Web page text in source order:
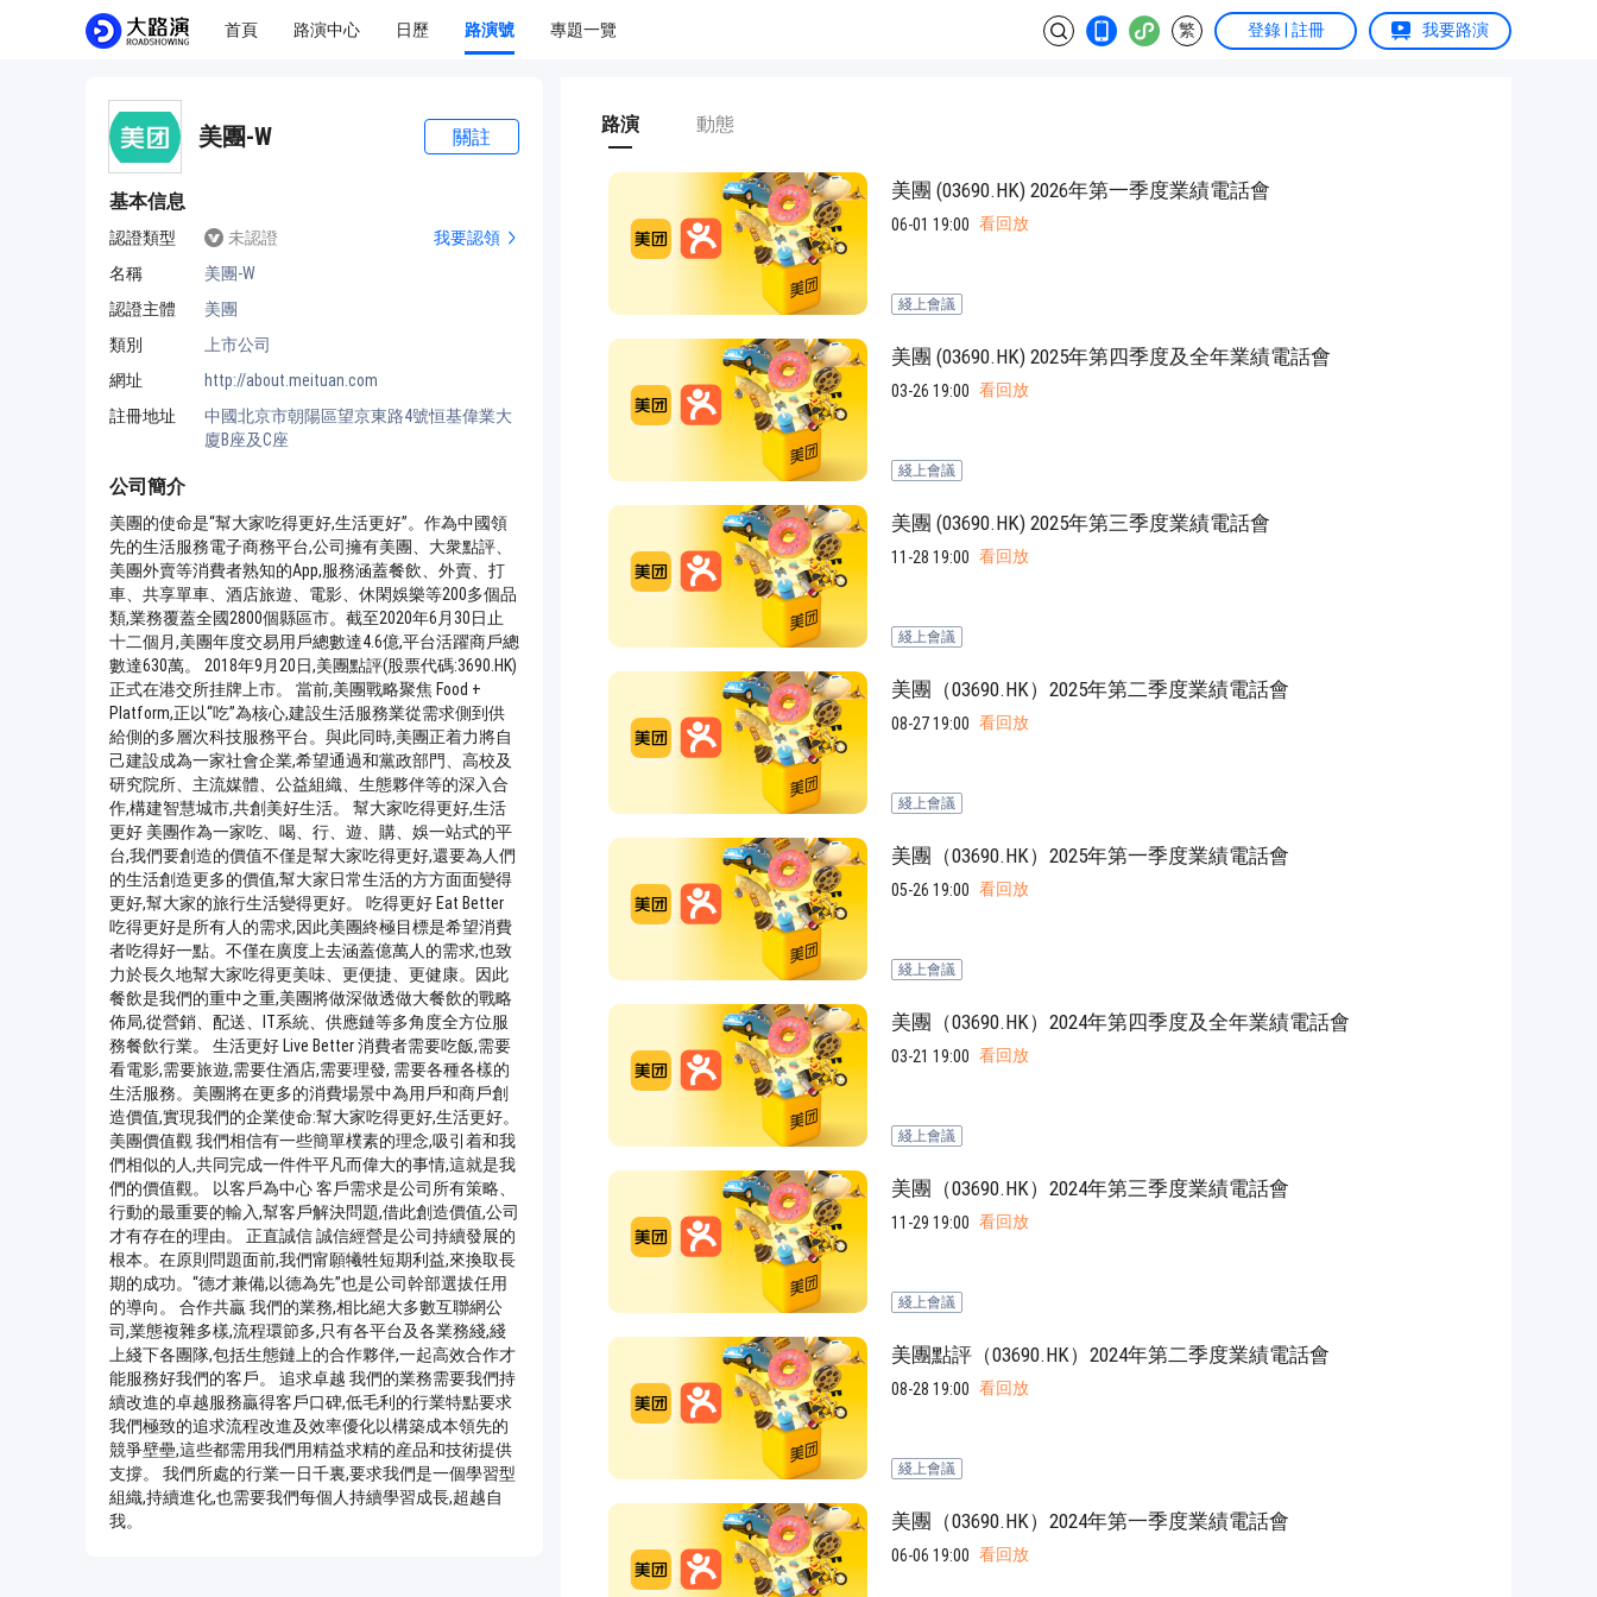
首頁 路演中心 日歷 路演號 專題一覽 繁 登錄 | 註冊 我要路演
美團-W 關註
基本信息
認證類型 未認證
我要認領
名稱
美團-W
認證主體
美團
類別
上市公司
網址
http://about.meituan.com
註冊地址
中國北京市朝陽區望京東路4號恒基偉業大
廈B座及C座
公司簡介
美團的使命是“幫大家吃得更好,生活更好”。作為中國領
先的生活服務電子商務平台,公司擁有美團、大衆點評、
美團外賣等消費者熟知的App,服務涵蓋餐飲、外賣、打
車、共享單車、酒店旅遊、電影、休閑娛樂等200多個品
類,業務覆蓋全國2800個縣區市。截至2020年6月30日止
十二個月,美團年度交易用戶總數達4.6億,平台活躍商戶總
數達630萬。 2018年9月20日,美團點評(股票代碼:3690.HK)
正式在港交所挂牌上市。 當前,美團戰略聚焦 Food +
Platform,正以“吃”為核心,建設生活服務業從需求側到供
給側的多層次科技服務平台。與此同時,美團正着力將自
己建設成為一家社會企業,希望通過和黨政部門、高校及
研究院所、主流媒體、公益組織、生態夥伴等的深入合
作,構建智慧城市,共創美好生活。 幫大家吃得更好,生活
更好 美團作為一家吃、喝、行、遊、購、娛一站式的平
台,我們要創造的價值不僅是幫大家吃得更好,還要為人們
的生活創造更多的價值,幫大家日常生活的方方面面變得
更好,幫大家的旅行生活變得更好。 吃得更好 Eat Better
吃得更好是所有人的需求,因此美團終極目標是希望消費
者吃得好一點。不僅在廣度上去涵蓋億萬人的需求,也致
力於長久地幫大家吃得更美味、更便捷、更健康。因此
餐飲是我們的重中之重,美團將做深做透做大餐飲的戰略
佈局,從營銷、配送、IT系統、供應鏈等多角度全方位服
務餐飲行業。 生活更好 Live Better 消費者需要吃飯,需要
看電影,需要旅遊,需要住酒店,需要理發, 需要各種各樣的
生活服務。美團將在更多的消費場景中為用戶和商戶創
造價值,實現我們的企業使命:幫大家吃得更好,生活更好。
美團價值觀 我們相信有一些簡單樸素的理念,吸引着和我
們相似的人,共同完成一件件平凡而偉大的事情,這就是我
們的價值觀。 以客戶為中心 客戶需求是公司所有策略、
行動的最重要的輸入,幫客戶解決問題,借此創造價值,公司
才有存在的理由。 正直誠信 誠信經營是公司持續發展的
根本。在原則問題面前,我們甯願犧牲短期利益,來換取長
期的成功。“德才兼備,以德為先”也是公司幹部選拔任用
的導向。 合作共贏 我們的業務,相比絕大多數互聯網公
司,業態複雜多樣,流程環節多,只有各平台及各業務綫,綫
上綫下各團隊,包括生態鏈上的合作夥伴,一起高效合作才
能服務好我們的客戶。 追求卓越 我們的業務需要我們持
續改進的卓越服務贏得客戶口碑,低毛利的行業特點要求
我們極致的追求流程改進及效率優化以構築成本領先的
競爭壁壘,這些都需用我們用精益求精的産品和技術提供
支撐。 我們所處的行業一日千裏,要求我們是一個學習型
組織,持續進化,也需要我們每個人持續學習成長,超越自
我。
路演 動態
美團 (03690.HK) 2026年第一季度業績電話會
06-01 19:00 看回放
綫上會議
美團 (03690.HK) 2025年第四季度及全年業績電話會
03-26 19:00 看回放
綫上會議
美團 (03690.HK) 2025年第三季度業績電話會
11-28 19:00 看回放
綫上會議
美團（03690.HK）2025年第二季度業績電話會
08-27 19:00 看回放
綫上會議
美團（03690.HK）2025年第一季度業績電話會
05-26 19:00 看回放
綫上會議
美團（03690.HK）2024年第四季度及全年業績電話會
03-21 19:00 看回放
綫上會議
美團（03690.HK）2024年第三季度業績電話會
11-29 19:00 看回放
綫上會議
美團點評（03690.HK）2024年第二季度業績電話會
08-28 19:00 看回放
綫上會議
美團（03690.HK）2024年第一季度業績電話會
06-06 19:00 看回放
0/500 字
圖片上傳 上傳 請上傳.jpg、.png、.gif格式圖片，大小不超過5MB。
姓名 聯系電話
聯系郵箱 微信
提交反饋 取消